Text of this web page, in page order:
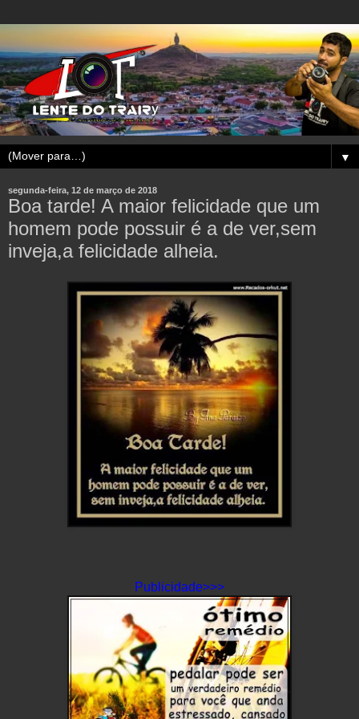
▼
segunda-feira, 12 de março de 2018
Boa tarde! A maior felicidade que um
homem pode possuir é a de ver,sem
inveja,a felicidade alheia.
Publicidade>>>